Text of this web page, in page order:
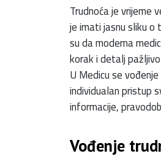
Trudnoća je vrijeme
je imati jasnu sliku
su da moderna
korak i detalj
U Medicu se
individualan pristup
informacije,
Vođenje